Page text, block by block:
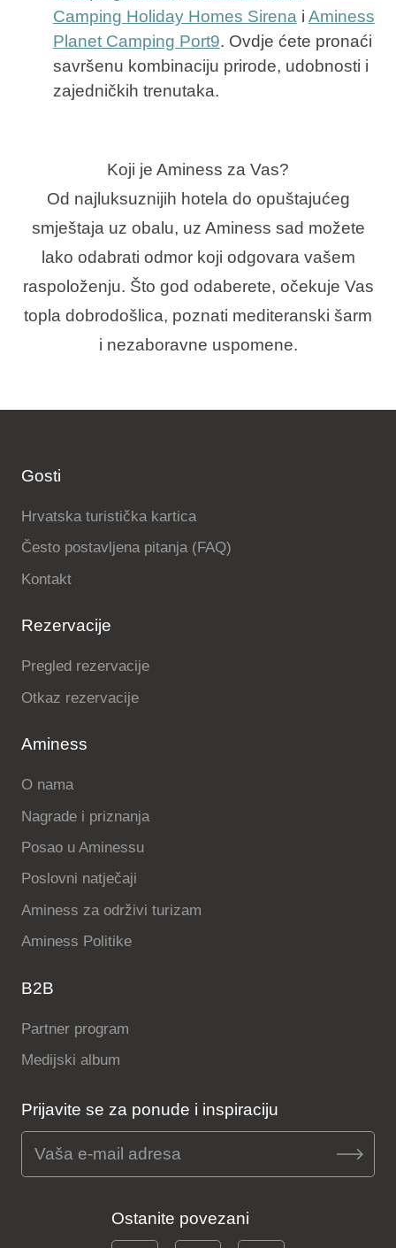
Camping Holiday Homes Sirenai Aminess
Planet Camping Port9. Ovdje ćete pronaći
savršenu kombinaciju prirode, udobnosti i
zajedničkih trenutaka.
Koji je Aminess za Vas?
Od najluksuznijih hotela do opuštajućeg
smještaja uz obalu, uz Aminess sad možete
lako odabrati odmor koji odgovara vašem
raspoloženju. Što god odaberete, očekuje Vas
topla dobrodošlica, poznati mediteranski šarm
i nezaboravne uspomene.
Gosti
Hrvatska turistička kartica
Često postavljena pitanja (FAQ)
Kontakt
Rezervacije
Pregled rezervacije
Otkaz rezervacije
Aminess
O nama
Nagrade i priznanja
Posao u Aminessu
Poslovni natječaji
Aminess za održivi turizam
Aminess Politike
B2B
Partner program
Medijski album
Prijavite se za ponude i inspiraciju
Ostanite povezani